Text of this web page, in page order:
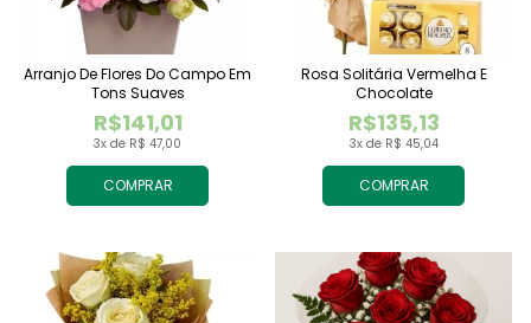
COMPRAR
3x de R$ 47,00
R$141,01
Arranjo De Flores Do Campo Em
Tons Suaves
COMPRAR
3x de R$ 45,04
R$135,13
Rosa Solitária Vermelha E
Chocolate